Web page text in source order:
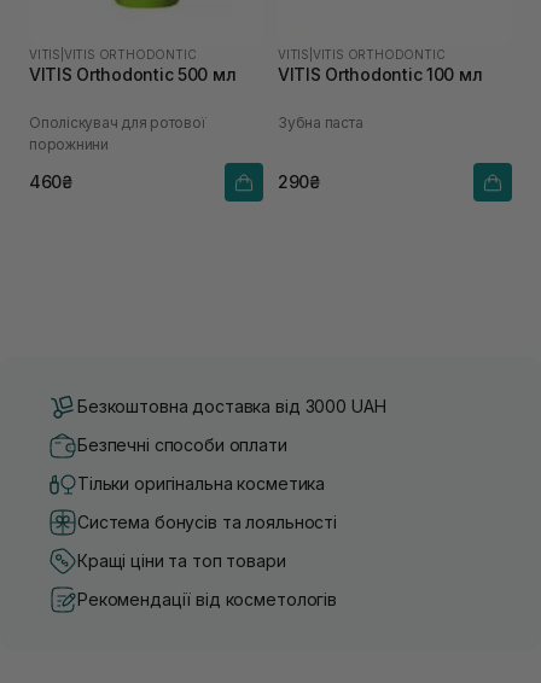
VITIS VITIS ORTHODONTIC
VITIS Orthodontic 500 мл
Ополіскувач для ротової
порожнини
460₴
VITIS VITIS ORTHODONTIC
VITIS Orthodontic 100 мл
Зубна паста
290₴
Безкоштовна доставка від 3000 UAH
Безпечні способи оплати
Тільки оригінальна косметика
Система бонусів та лояльності
Кращі ціни та топ товари
Рекомендації від косметологів